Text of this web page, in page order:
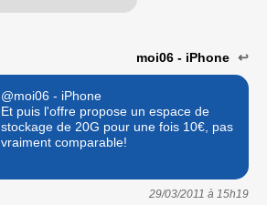
moi06 - iPhone ↩
@moi06 - iPhone
Et puis l'offre propose un espace de
stockage de 20G pour une fois 10€, pas
vraiment comparable!
29/03/2011 à 15h19